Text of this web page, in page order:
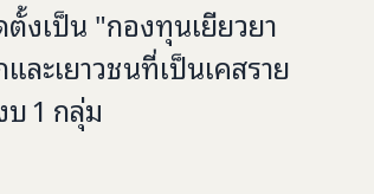
ตั้งเป็น "กองทุนเยียวยา
ละเยาวชนที่เป็นเคสราย
บ1 กลุ่ม